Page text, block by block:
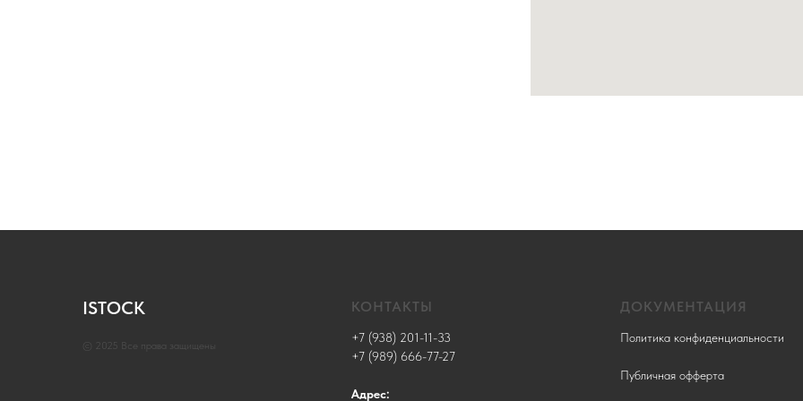
ISTOCK
© 2025 Все права защищены
КОНТАКТЫ
+7 (938) 201-11-33
+7 (989) 666-77-27
Адрес:
ДОКУМЕНТАЦИЯ
Политика конфиденциальности
Публичная офферта